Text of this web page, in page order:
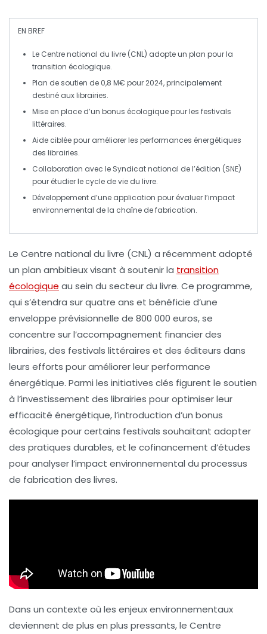
EN BREF
Le Centre national du livre (CNL) adopte un plan pour la
transition écologique.
Plan de soutien de 0,8 M€ pour 2024, principalement
destiné auxlibrairies.
Mise en place d’un bonus écologiquepour les festivals
littéraires.
Aide ciblée pour améliorer les performances énergétiques
des librairies.
Collaboration avec le Syndicat national de l’édition (SNE)
pour étudier le cycle de vie du livre.
Développement d’une application pour évaluer l’impact
environnemental de la chaîne de fabrication.
Le Centre national du livre (CNL) a récemment adopté
un plan ambitieux visant à soutenir la transition
écologique au sein du secteur du livre. Ce programme,
qui s’étendra surquatre ans et bénéficie d’une
enveloppe prévisionnelle de 800 000 euros, se
concentre sur l’accompagnement financier des
librairies, des festivals littéraires et des éditeurs dans
leurs efforts pour améliorer leur performance
énergétique. Parmi les initiatives clés figurent le soutien
à l’investissement des librairies pour optimiser leur
efficacité énergétique, l’introduction d’un bonus
écologique pour certains festivals souhaitant adopter
des pratiques durables, et le cofinancement d’études
pour analyser l’impact environnemental du processus
de fabrication des livres.
Dans un contexte où les enjeux environnementaux
deviennent de plus en plus pressants, le Centre